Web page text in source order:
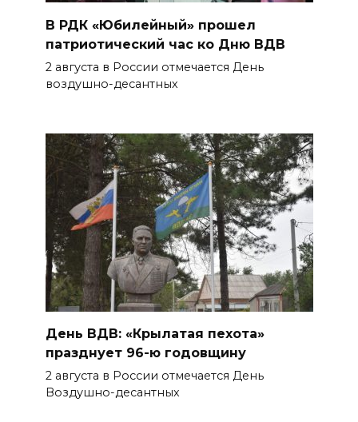
В РДК «Юбилейный» прошел
патриотический час ко Дню ВДВ
2 августа в России отмечается День
воздушно-десантных
День ВДВ: «Крылатая пехота»
празднует 96-ю годовщину
2 августа в России отмечается День
Воздушно-десантных